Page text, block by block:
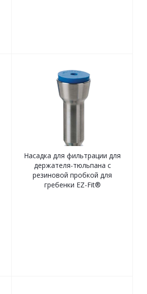
Насадка для фильтрации для
держателя-тюльпана с
резиновой пробкой для
гребенки EZ-Fit®